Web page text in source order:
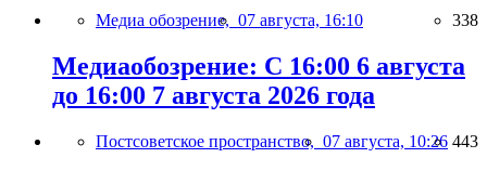
Медиа обозрение, 07 августа, 16:10 338
Медиаобозрение: С 16:00 6 августа
до 16:00 7 августа 2026 года
Постсоветское пространство, 07 августа, 10:26 443